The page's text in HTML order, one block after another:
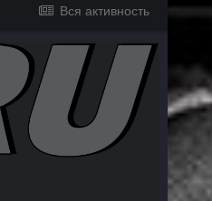
Вся активность